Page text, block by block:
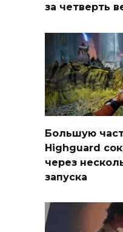
за четверть
Большую
Highguard
через
запуска